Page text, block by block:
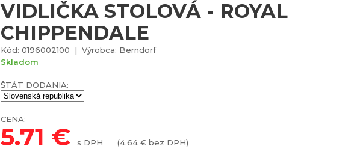
VIDLIČKA STOLOVÁ - ROYAL
CHIPPENDALE
Kód: 0196002100 | Výrobca: Berndorf
Skladom
ŠTÁT DODANIA:
CENA:
5.71 € s DPH (4.64€ bez DPH)